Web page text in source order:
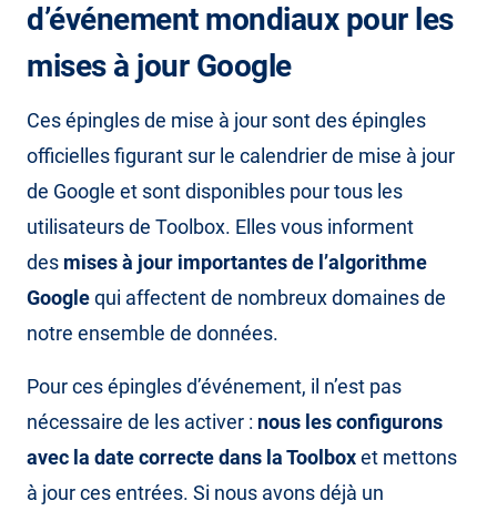
d’événement mondiaux pour les
mises à jour Google
Ces épingles de mise à jour sont des épingles
officielles figurant sur le calendrier de mise à jour
de Google et sont disponibles pour tous les
utilisateurs de Toolbox. Elles vous informent
des mises à jour importantes de l’algorithme
Googlequi affectent de nombreux domaines de
notre ensemble de données.
Pour ces épingles d’événement, il n’est pas
nécessaire de les activer : nous les configurons
avec la date correcte dans la Toolboxet mettons
à jour ces entrées. Si nous avons déjà un